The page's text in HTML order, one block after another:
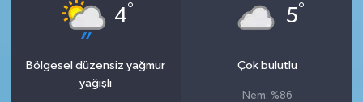
4°
Bölgesel düzensiz yağmur
yağışlı
5°
Çok bulutlu
Nem: %86